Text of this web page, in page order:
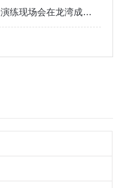
2018年度温州市防汛机动抢险演练现场会在龙湾成功举行